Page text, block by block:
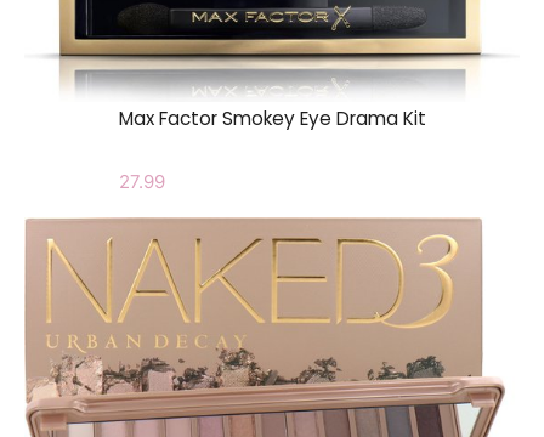
Max Factor Smokey Eye Drama Kit
27.99